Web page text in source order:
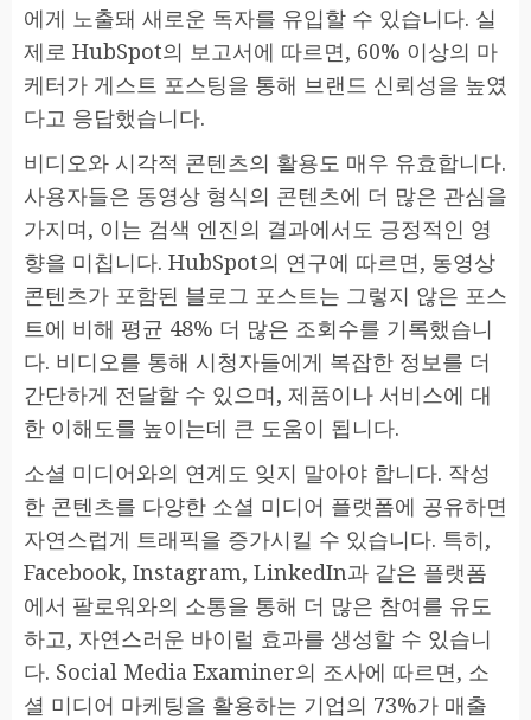
에게 노출돼 새로운 독자를 유입할 수 있습니다. 실
제로 HubSpot의 보고서에 따르면, 60% 이상의 마
케터가 게스트 포스팅을 통해 브랜드 신뢰성을 높였
다고 응답했습니다.
비디오와 시각적 콘텐츠의 활용도 매우 유효합니다.
사용자들은 동영상 형식의 콘텐츠에 더 많은 관심을
가지며, 이는 검색 엔진의 결과에서도 긍정적인 영
향을 미칩니다. HubSpot의 연구에 따르면, 동영상
콘텐츠가 포함된 블로그 포스트는 그렇지 않은 포스
트에 비해 평균 48% 더 많은 조회수를 기록했습니
다. 비디오를 통해 시청자들에게 복잡한 정보를 더
간단하게 전달할 수 있으며, 제품이나 서비스에 대
한 이해도를 높이는데 큰 도움이 됩니다.
소셜 미디어와의 연계도 잊지 말아야 합니다. 작성
한 콘텐츠를 다양한 소셜 미디어 플랫폼에 공유하면
자연스럽게 트래픽을 증가시킬 수 있습니다. 특히,
Facebook, Instagram, LinkedIn과 같은 플랫폼
에서 팔로워와의 소통을 통해 더 많은 참여를 유도
하고, 자연스러운 바이럴 효과를 생성할 수 있습니
다. Social Media Examiner의 조사에 따르면, 소
셜 미디어 마케팅을 활용하는 기업의 73%가 매출